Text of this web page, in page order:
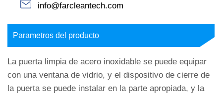
info@farcleantech.com
Parametros del producto
La puerta limpia de acero inoxidable se puede equipar
con una ventana de vidrio, y el dispositivo de cierre de
la puerta se puede instalar en la parte apropiada, y la